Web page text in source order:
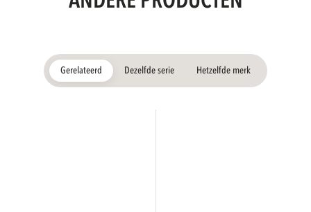
Gerelateerd Dezelfde serie Hetzelfde merk